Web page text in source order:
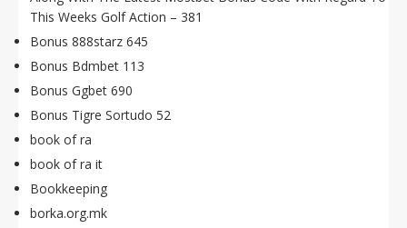
This Weeks Golf Action – 381
Bonus 888starz 645
Bonus Bdmbet 113
Bonus Ggbet 690
Bonus Tigre Sortudo 52
book of ra
book of ra it
Bookkeeping
borka.org.mk